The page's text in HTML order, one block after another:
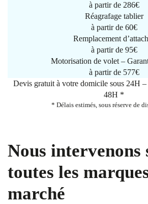
à partir de 286€
Réagrafage tablier
à partir de 60€
Remplacement
à partir de 95€
Motorisation de volet –
à partir de 577€
Devis gratuit à votre domicile sous 24H
48H *
* Délais estimés, sous réserve de
Nous intervenons
toutes les
marché